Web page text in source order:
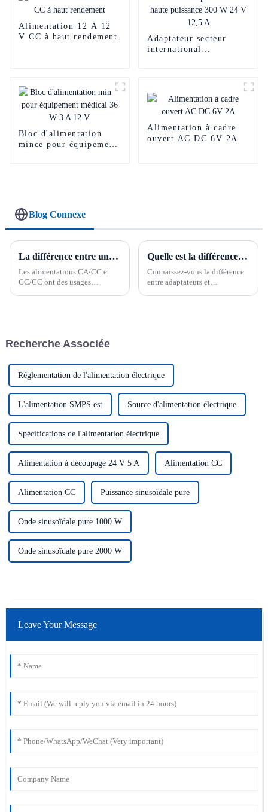
Alimentation 12 A 12
V CC à haut rendement
Adaptateur secteur
international
Bloc d'alimentation
mince pour équipement
Alimentation à cadre
ouvert AC DC 6V 2A
Blog Connexe
La différence entre une alimentation CA vers CC et une alimentation CC vers CC.
Les alimentations CA/CC et
CC/CC ont des usages
ordinateurs.
Quelle est la différence entre un adaptateur et un chargeur ?
Connaissez-vous la différence
entre adaptateurs et
Recherche Associée
Réglementation de l'alimentation électrique
L'alimentation SMPS est Source d'alimentation électrique
Spécifications de l'alimentation électrique
Alimentation à découpage 24 V 5 A Alimentation CC
Alimentation CC Puissance sinusoïdale pure
Onde sinusoïdale pure 1000 W
Onde sinusoïdale pure 2000 W
Leave Your Message